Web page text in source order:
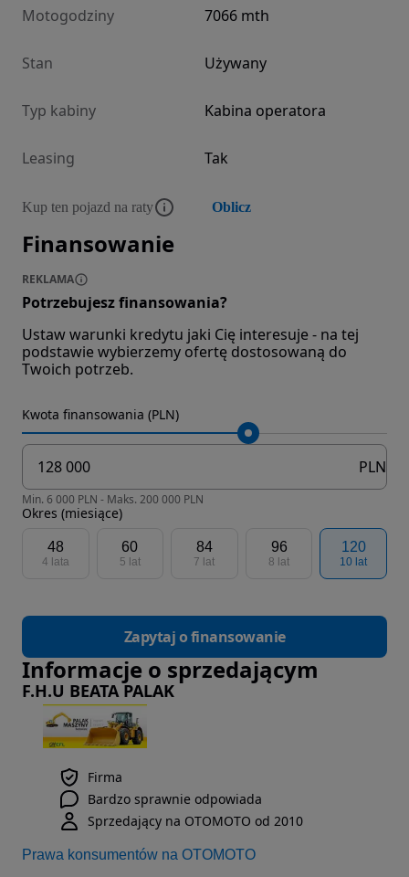
Motogodziny 7066 mth
Stan Używany
Typ kabiny Kabina operatora
Leasing Tak
Kup ten pojazd na raty Oblicz
Finansowanie
REKLAMA
Potrzebujesz finansowania?
Ustaw warunki kredytu jaki Cię interesuje - na tej
podstawie wybierzemy ofertę dostosowaną do
Twoich potrzeb.
Kwota finansowania (PLN)
PLN
Min. 6 000 PLN - Maks. 200 000 PLN
Okres (miesiące)
48
4 lata
60
5 lat
84
7 lat
96
8 lat
120
10 lat
Zapytaj o finansowanie
Informacje o sprzedającym
F.H.U BEATA PALAK
Firma
Bardzo sprawnie odpowiada
Sprzedający na OTOMOTO od 2010
Prawa konsumentów na OTOMOTO